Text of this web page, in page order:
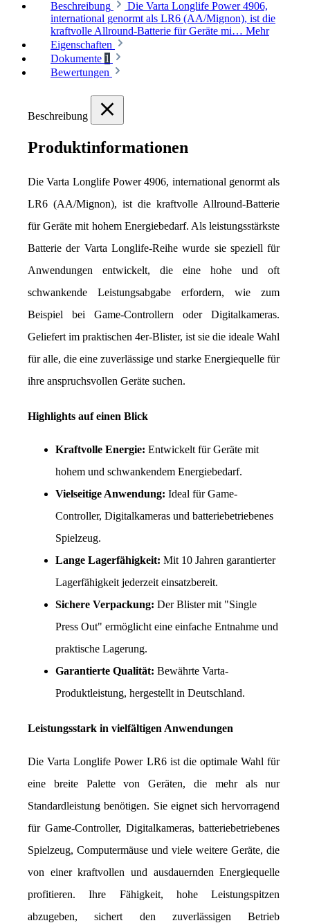
Beschreibung
Die Varta Longlife Power 4906,
international genormt als LR6 (AA/Mignon), ist die
kraftvolle Allround-Batterie für Geräte mi… Mehr
Eigenschaften
Dokumente 1
Bewertungen
Beschreibung
Produktinformationen
Die Varta Longlife Power 4906, international genormt als
LR6 (AA/Mignon), ist die kraftvolle Allround-Batterie
für Geräte mit hohem Energiebedarf. Als leistungsstärkste
Batterie der Varta Longlife-Reihe wurde sie speziell für
Anwendungen entwickelt, die eine hohe und oft
schwankende Leistungsabgabe erfordern, wie zum
Beispiel bei Game-Controllern oder Digitalkameras.
Geliefert im praktischen 4er-Blister, ist sie die ideale Wahl
für alle, die eine zuverlässige und starke Energiequelle für
ihre anspruchsvollen Geräte suchen.
Highlights auf einen Blick
Kraftvolle Energie: Entwickelt für Geräte mit
hohem und schwankendem Energiebedarf.
Vielseitige Anwendung: Ideal für Game-
Controller, Digitalkameras und batteriebetriebenes
Spielzeug.
Lange Lagerfähigkeit: Mit 10 Jahren garantierter
Lagerfähigkeit jederzeit einsatzbereit.
Sichere Verpackung: Der Blister mit "Single
Press Out" ermöglicht eine einfache Entnahme und
praktische Lagerung.
Garantierte Qualität: Bewährte Varta-
Produktleistung, hergestellt in Deutschland.
Leistungsstark in vielfältigen Anwendungen
Die Varta Longlife Power LR6 ist die optimale Wahl für
eine breite Palette von Geräten, die mehr als nur
Standardleistung benötigen. Sie eignet sich hervorragend
für Game-Controller, Digitalkameras, batteriebetriebenes
Spielzeug, Computermäuse und viele weitere Geräte, die
von einer kraftvollen und ausdauernden Energiequelle
profitieren. Ihre Fähigkeit, hohe Leistungspitzen
abzugeben, sichert den zuverlässigen Betrieb